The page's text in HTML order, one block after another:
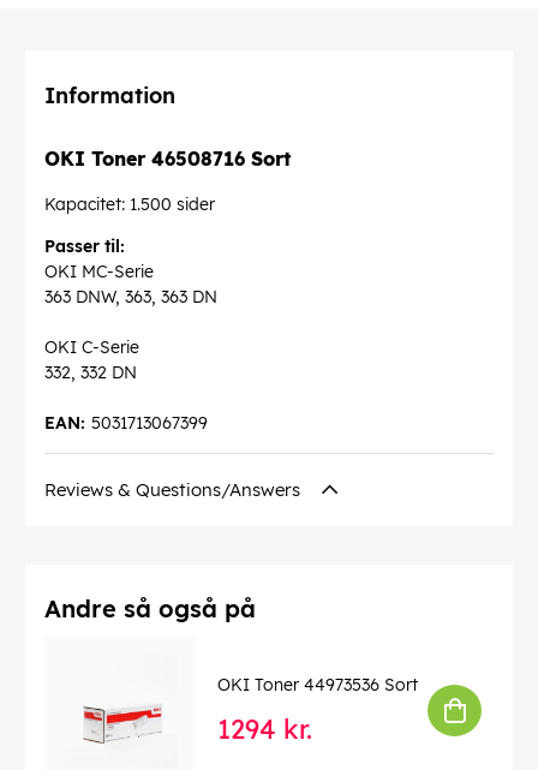
Information
OKI Toner 46508716 Sort
Kapacitet: 1.500 sider
Passer til:
OKI MC-Serie
363 DNW, 363, 363 DN
OKI C-Serie
332, 332 DN
5031713067399
EAN:
Reviews & Questions/Answers
Andre så også på
OKI Toner 44973536 Sort
1294 kr.